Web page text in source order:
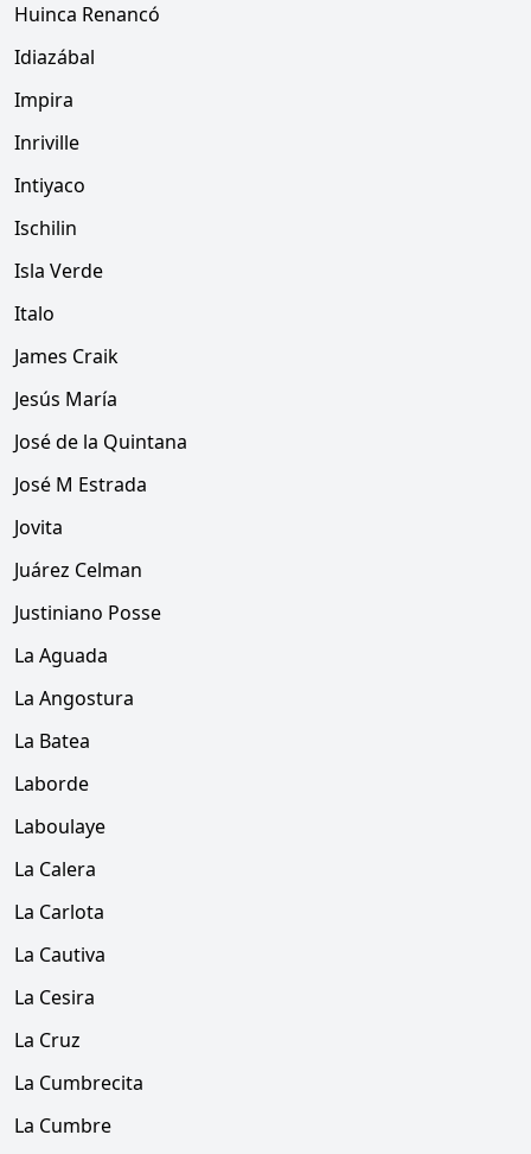
Huinca Renancó
Idiazábal
Impira
Inriville
Intiyaco
Ischilin
Isla Verde
Italo
James Craik
Jesús María
José de la Quintana
José M Estrada
Jovita
Juárez Celman
Justiniano Posse
La Aguada
La Angostura
La Batea
Laborde
Laboulaye
La Calera
La Carlota
La Cautiva
La Cesira
La Cruz
La Cumbrecita
La Cumbre